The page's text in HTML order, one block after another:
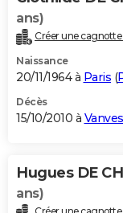
ans)
Créer une cagnotte
Naissance
20/11/1964 à Paris (
Décès
15/10/2010 à Vanves
Hugues DE
ans)